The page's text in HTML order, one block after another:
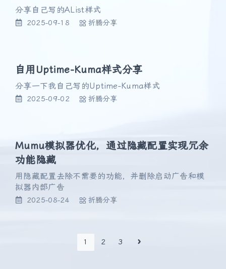
分享自己写的AList样式
2025-09-18 折腾分享
自用Uptime-Kuma样式分享
分享一下我自己写的Uptime-Kuma样式
2025-09-02 折腾分享
Mumu模拟器优化，通过隐藏配置实现冗余
功能隐藏
用隐藏配置去除不需要的功能，并删除启动广告和模
拟器内部广告
2025-08-24 折腾分享
1 2 3